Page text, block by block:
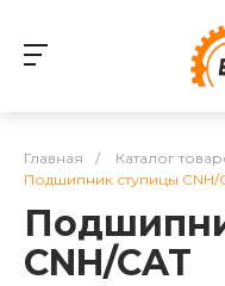
Главная / Каталог
Подшипник ступицы CNH/
CNH/CAT